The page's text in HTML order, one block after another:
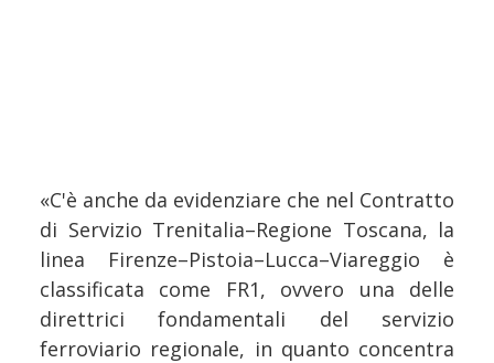
«C'è anche da evidenziare che nel Contratto
di Servizio Trenitalia–Regione Toscana, la
linea Firenze–Pistoia–Lucca–Viareggio è
classificata come FR1, ovvero una delle
direttrici fondamentali del servizio
ferroviario regionale, in quanto concentra